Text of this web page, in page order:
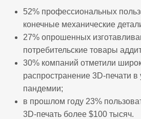
52% профессиональных
конечные механические
27% опрошенных
потребительские товары
30% компаний отметили
распространение 3D-печати в
пандемии;
в прошлом году 23%
3D-печать более $100 тысяч.